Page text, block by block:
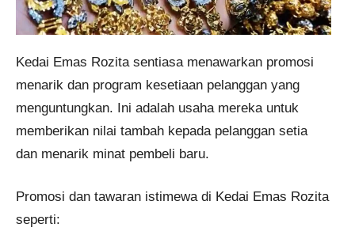
Kedai Emas Rozita sentiasa menawarkan promosi
menarik dan program kesetiaan pelanggan yang
menguntungkan. Ini adalah usaha mereka untuk
memberikan nilai tambah kepada pelanggan setia
dan menarik minat pembeli baru.​
Promosi dan tawaran istimewa di Kedai Emas Rozita
seperti: